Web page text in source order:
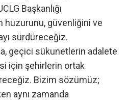
Başkanlığı
huzurunu, güvenliğini ve
sürdüreceğiz.
geçici sükunetlerin adalete
için şehirlerin ortak
Bizim sözümüz;
aynı zamanda